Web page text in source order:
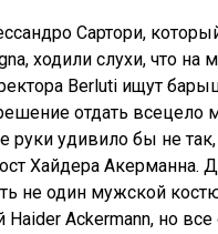
Сартори,
ходили слухи, что на
Berluti ищут
отдать всецело
руки удивило бы не
Хайдера Акерманна.
не один мужской
Ackermann, но